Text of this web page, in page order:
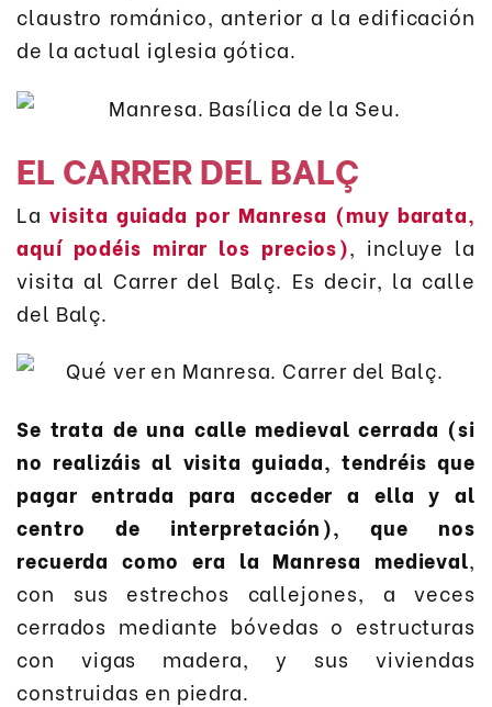
claustro románico, anterior a la edificación
de la actual iglesia gótica.
EL CARRER DEL BALÇ
Lavisita guiada por Manresa (muy barata,
aquí podéis mirar los precios), incluye la
visita al Carrer del Balç. Es decir, la calle
del Balç.
Se trata de una calle medieval cerrada (si
no realizáis al visita guiada, tendréis que
pagar entrada para acceder a ella y al
centro de interpretación), que nos
recuerda como era la Manresa medieval,
con sus estrechos callejones, a veces
cerrados mediante bóvedas o estructuras
con vigas madera, y sus viviendas
construidas en piedra.